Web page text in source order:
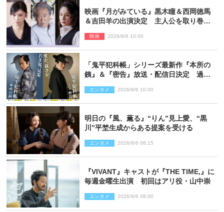
映画『月がみている』黒木瞳＆西岡徳馬
＆吉田羊の出演決定 主人公を取り巻く
映画 2026/8/6 10:00
「鬼平犯科帳」シリーズ最新作『本所の
銕』＆『密告』放送・配信日決定 過去
エンタメ 2026/8/6 10:00
明日の『風、薫る』“りん”見上愛、“黒
川”平埜生成からある提案を受ける
エンタメ 2026/8/6 08:15
『VIVANT』キャストが『THE TIME,』に
毎週金曜生出演 初回はアリ役・山中崇
エンタメ 2026/8/6 08:00